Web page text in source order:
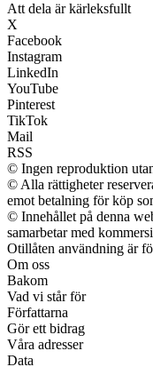
Att dela är kärleksfullt
X
Facebook
Instagram
LinkedIn
YouTube
Pinterest
TikTok
Mail
RSS
© Ingen reproduktion
© Alla rättigheter
emot betalning för köp
© Innehållet på denna
samarbetar med
Otillåten användning är
Om oss
Bakom
Vad vi står för
Författarna
Gör ett bidrag
Våra adresser
Data